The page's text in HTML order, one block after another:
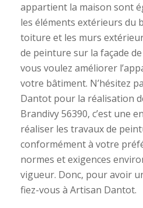
appartient la maison sont
les éléments extérieurs du
toiture et les murs
de peinture sur la façade
vous voulez améliorer
votre bâtiment. N’hésitez
Dantot pour la réalisation
Brandivy 56390, c’est une
réaliser les travaux de
conformément à votre
normes et exigences
vigueur. Donc, pour avoir
fiez-vous à Artisan Dantot.